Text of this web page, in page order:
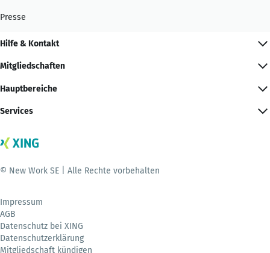
Presse
Hilfe & Kontakt
Mitgliedschaften
Hauptbereiche
Services
© New Work SE | Alle Rechte vorbehalten
Impressum
AGB
Datenschutz bei XING
Datenschutzerklärung
Mitgliedschaft kündigen